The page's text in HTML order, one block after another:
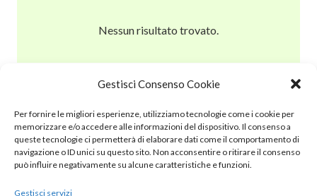
Gestisci Consenso Cookie
Per fornire le migliori esperienze, utilizziamo tecnologie come i cookie per
memorizzare e/o accedere alle informazioni del dispositivo. Il consenso a
queste tecnologie ci permetterà di elaborare dati come il comportamento di
navigazione o ID unici su questo sito. Non acconsentire o ritirare il consenso
può influire negativamente su alcune caratteristiche e funzioni.
Gestisci servizi
Nessun risultato trovato.
antoniopalumbo.it
Cookie Policy (UE)